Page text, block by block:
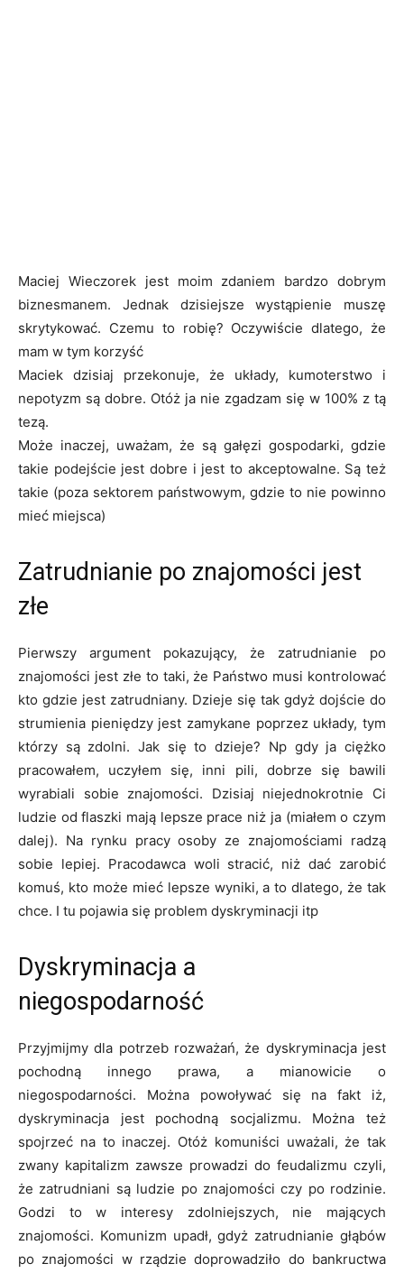
Maciej Wieczorek jest moim zdaniem bardzo dobrym
biznesmanem. Jednak dzisiejsze wystąpienie muszę
skrytykować. Czemu to robię? Oczywiście dlatego, że
mam w tym korzyść
Maciek dzisiaj przekonuje, że układy, kumoterstwo i
nepotyzm są dobre. Otóż ja nie zgadzam się w 100% z tą
tezą.
Może inaczej, uważam, że są gałęzi gospodarki, gdzie
takie podejście jest dobre i jest to akceptowalne. Są też
takie (poza sektorem państwowym, gdzie to nie powinno
mieć miejsca)
Zatrudnianie po znajomości jest
złe
Pierwszy argument pokazujący, że zatrudnianie po
znajomości jest złe to taki, że Państwo musi kontrolować
kto gdzie jest zatrudniany. Dzieje się tak gdyż dojście do
strumienia pieniędzy jest zamykane poprzez układy, tym
którzy są zdolni. Jak się to dzieje? Np gdy ja ciężko
pracowałem, uczyłem się, inni pili, dobrze się bawili
wyrabiali sobie znajomości. Dzisiaj niejednokrotnie Ci
ludzie od flaszki mają lepsze prace niż ja (miałem o czym
dalej). Na rynku pracy osoby ze znajomościami radzą
sobie lepiej. Pracodawca woli stracić, niż dać zarobić
komuś, kto może mieć lepsze wyniki, a to dlatego, że tak
chce. I tu pojawia się problem dyskryminacji itp
Dyskryminacja a
niegospodarność
Przyjmijmy dla potrzeb rozważań, że dyskryminacja jest
pochodną innego prawa, a mianowicie o
niegospodarności. Można powoływać się na fakt iż,
dyskryminacja jest pochodną socjalizmu. Można też
spojrzeć na to inaczej. Otóż komuniści uważali, że tak
zwany kapitalizm zawsze prowadzi do feudalizmu czyli,
że zatrudniani są ludzie po znajomości czy po rodzinie.
Godzi to w interesy zdolniejszych, nie mających
znajomości. Komunizm upadł, gdyż zatrudnianie głąbów
po znajomości w rządzie doprowadziło do bankructwa